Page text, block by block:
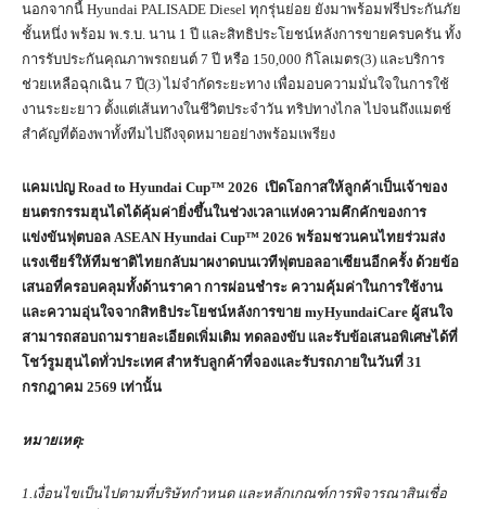
นอกจากนี้ Hyundai PALISADE Diesel ทุกรุ่นย่อย ยังมาพร้อมฟรีประกันภัย
ชั้นหนึ่ง พร้อม พ.ร.บ. นาน 1 ปี และสิทธิประโยชน์หลังการขายครบครัน ทั้ง
การรับประกันคุณภาพรถยนต์ 7 ปี หรือ 150,000 กิโลเมตร(3) และบริการ
ช่วยเหลือฉุกเฉิน 7 ปี(3) ไม่จำกัดระยะทาง เพื่อมอบความมั่นใจในการใช้
งานระยะยาว ตั้งแต่เส้นทางในชีวิตประจำวัน ทริปทางไกล ไปจนถึงแมตช์
สำคัญที่ต้องพาทั้งทีมไปถึงจุดหมายอย่างพร้อมเพรียง
แคมเปญ Road to Hyundai Cup™ 2026 เปิดโอกาสให้ลูกค้าเป็นเจ้าของ
ยนตรกรรมฮุนไดได้คุ้มค่ายิ่งขึ้นในช่วงเวลาแห่งความคึกคักของการ
แข่งขันฟุตบอล ASEAN Hyundai Cup™ 2026 พร้อมชวนคนไทยร่วมส่ง
แรงเชียร์ให้ทีมชาติไทยกลับมาผงาดบนเวทีฟุตบอลอาเซียนอีกครั้ง ด้วยข้อ
เสนอที่ครอบคลุมทั้งด้านราคา การผ่อนชำระ ความคุ้มค่าในการใช้งาน
และความอุ่นใจจากสิทธิประโยชน์หลังการขาย myHyundaiCare ผู้สนใจ
สามารถสอบถามรายละเอียดเพิ่มเติม ทดลองขับ และรับข้อเสนอพิเศษได้ที่
โชว์รูมฮุนไดทั่วประเทศ สำหรับลูกค้าที่จองและรับรถภายในวันที่ 31
กรกฎาคม 2569 เท่านั้น
หมายเหตุ:
1.เงื่อนไขเป็นไปตามที่บริษัทกำหนด และหลักเกณฑ์การพิจารณาสินเชื่อ